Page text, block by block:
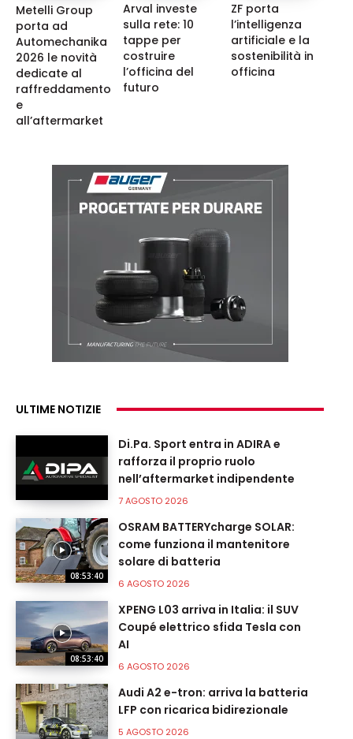
Metelli Group
porta ad
Automechanika
2026 le novità
dedicate al
raffreddamento
e
all’aftermarket
Arval investe
sulla rete: 10
tappe per
costruire
l’officina del
futuro
ZF porta
l’intelligenza
artificiale e la
sostenibilità in
officina
ULTIME NOTIZIE
Di.Pa. Sport entra in ADIRA e
rafforza il proprio ruolo
nell’aftermarket indipendente
7 AGOSTO 2026
08:53:40
OSRAM BATTERYcharge SOLAR:
come funziona il mantenitore
solare di batteria
6 AGOSTO 2026
08:53:40
XPENG L03 arriva in Italia: il SUV
Coupé elettrico sfida Tesla con
AI
6 AGOSTO 2026
Audi A2 e-tron: arriva la batteria
LFP con ricarica bidirezionale
5 AGOSTO 2026